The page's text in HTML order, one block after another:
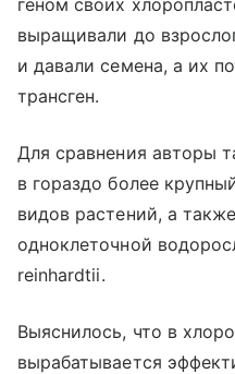
выращивали до
и давали семена, а их
трансген.
Для сравнения авторы
в гораздо более
видов растений, а
одноклеточной
reinhardtii.
Выяснилось, что в
вырабатывается